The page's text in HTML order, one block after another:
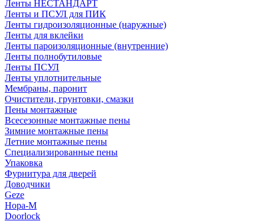
Ленты НЕСТАНДАРТ
Ленты и ПСУЛ для ПИК
Ленты гидроизоляционные (наружные)
Ленты для вклейки
Ленты пароизоляционные (внутренние)
Ленты полнобутиловые
Ленты ПСУЛ
Ленты уплотнительные
Мембраны, паронит
Очистители, грунтовки, смазки
Пены монтажные
Всесезонные монтажные пены
Зимние монтажные пены
Летние монтажные пены
Специализированные пены
Упаковка
Фурнитура для дверей
Доводчики
Geze
Нора-М
Doorlock